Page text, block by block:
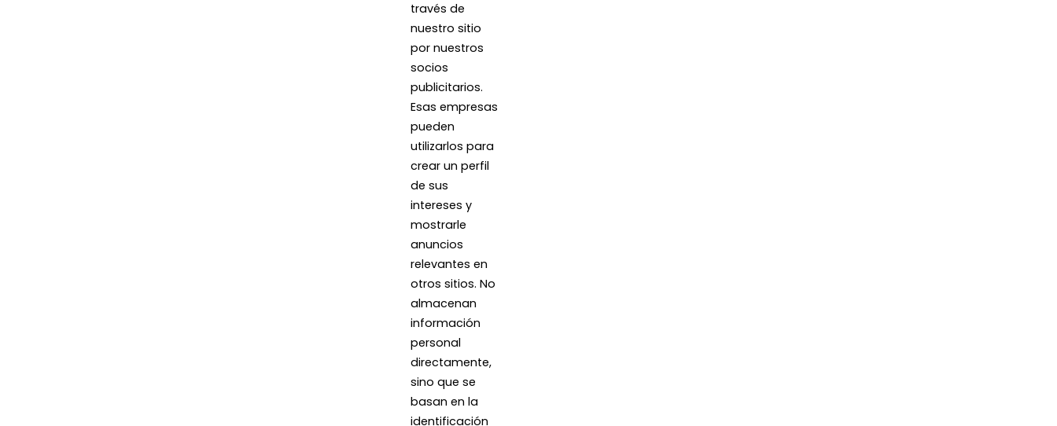
través de
nuestro sitio
por nuestros
socios
publicitarios.
Esas empresas
pueden
utilizarlos para
crear un perfil
de sus
intereses y
mostrarle
anuncios
relevantes en
otros sitios. No
almacenan
información
personal
directamente,
sino que se
basan en la
identificación